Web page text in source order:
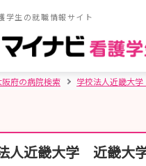
学生の就職情報サイト
阪府の病院検索 学校法人近畿大
人近畿大学 近畿大